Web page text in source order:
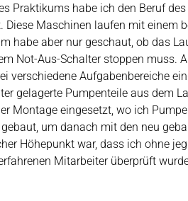
Praktikums habe ich den Beruf
Diese Maschinen laufen mit
habe aber nur geschaut, ob das
Not-Aus-Schalter stoppen muss.
verschiedene Aufgabenbereiche
gelagerte Pumpenteile aus dem
Montage eingesetzt, wo ich
um danach mit den neu
Höhepunkt war, dass ich ohne
Mitarbeiter überprüft